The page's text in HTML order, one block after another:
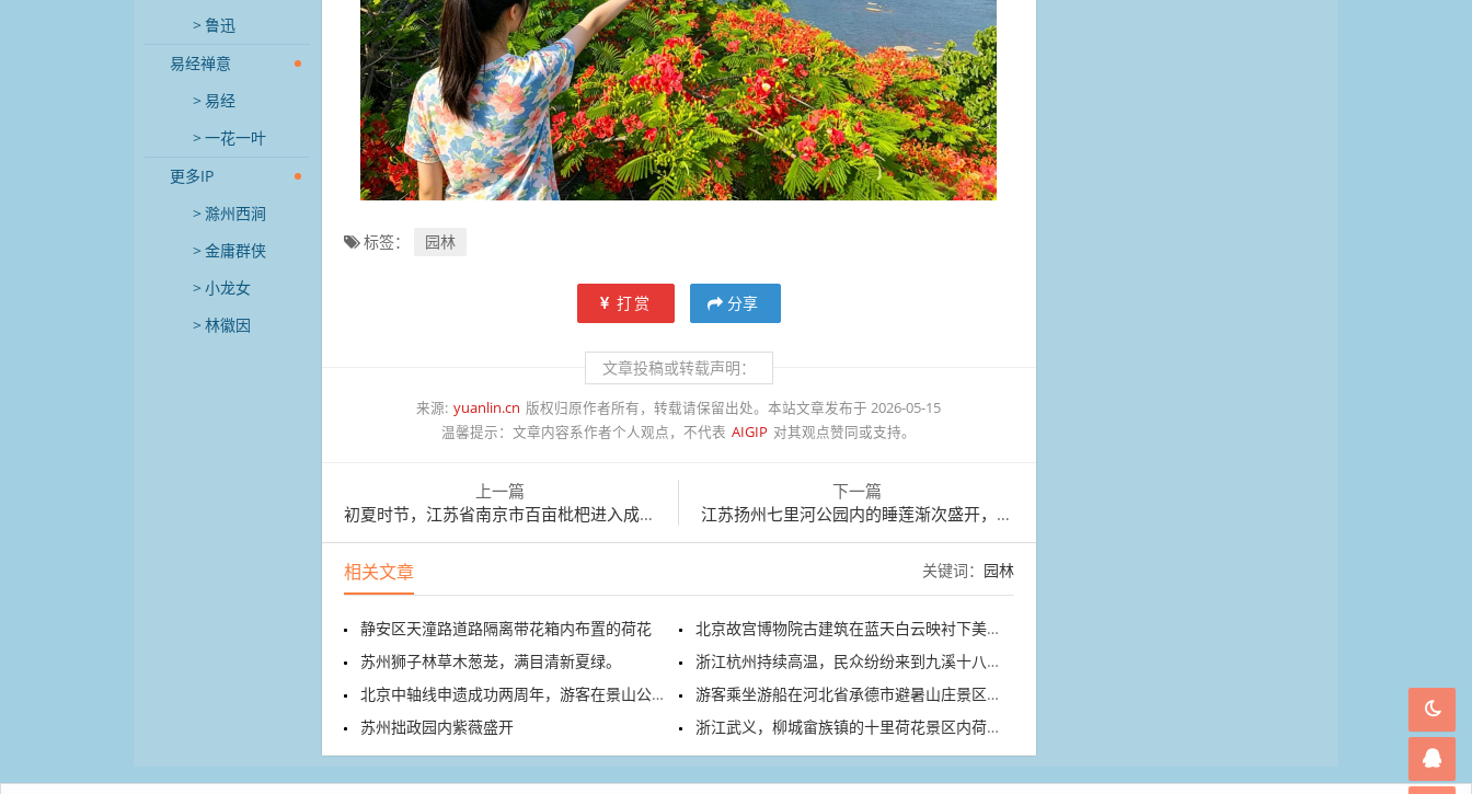
鲁迅
易经禅意
易经
一花一叶
更多IP
滁州西涧
金庸群侠
小龙女
林徽因
标签： 园林
打赏 分享
文章投稿或转载声明：
来源: yuanlin.cn 版权归原作者所有，转载请保留出处。本站文章发布于 2026-05-15
温馨提示：文章内容系作者个人观点，不代表 AIGIP 对其观点赞同或支持。
上一篇
初夏时节，江苏省南京市百亩枇杷进入成熟上市季
下一篇
江苏扬州七里河公园内的睡莲渐次盛开，暗香浮动
相关文章 关键词： 园林
静安区天潼路道路隔离带花箱内布置的荷花
北京故宫博物院古建筑在蓝天白云映衬下美景如画
苏州狮子林草木葱茏，满目清新夏绿。
浙江杭州持续高温，民众纷纷来到九溪十八涧戏水纳凉
北京中轴线申遗成功两周年，游客在景山公园打卡中轴线
游客乘坐游船在河北省承德市避暑山庄景区赏景
苏州拙政园内紫薇盛开
浙江武义，柳城畲族镇的十里荷花景区内荷花盛开